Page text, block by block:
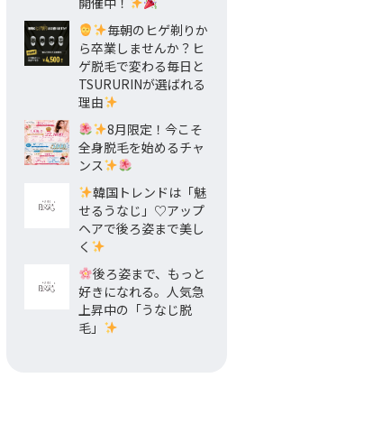
毎朝のヒゲ剃りか
ら卒業しませんか？ヒ
ゲ脱毛で変わる毎日と
TSURURINが選ばれる
理由
8月限定！今こそ
全身脱毛を始めるチャ
ンス
韓国トレンドは「魅
せるうなじ」♡アップ
ヘアで後ろ姿まで美し
く
後ろ姿まで、もっと
好きになれる。人気急
上昇中の「うなじ脱
毛」